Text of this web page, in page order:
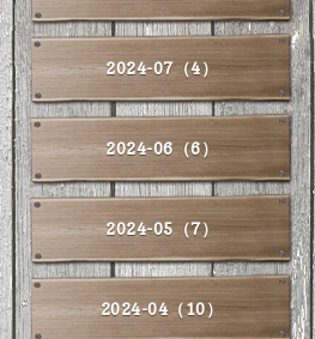
2024-07（4）
2024-06（6）
2024-05（7）
2024-04（10）